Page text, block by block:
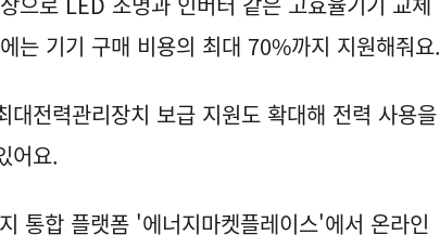
는 기기 구매 비용의 최대 70%까지 지원해줘요.
대전력관리장치 보급 지원도 확대해 전력 사용을
어요.
통합 플랫폼 '에너지마켓플레이스'에서 온라인